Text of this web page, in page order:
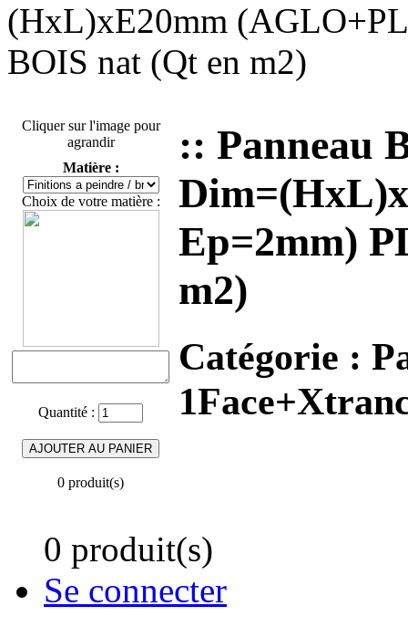
(HxL)xE20mm
BOIS nat (Qt en m2)
Cliquer sur l'image pour
agrandir
Matière :
Choix de votre matière :
Quantité :
0 produit(s)
:: Panneau
Ep=2mm)
m2)
Catégorie :
0 produit(s)
Se connecter